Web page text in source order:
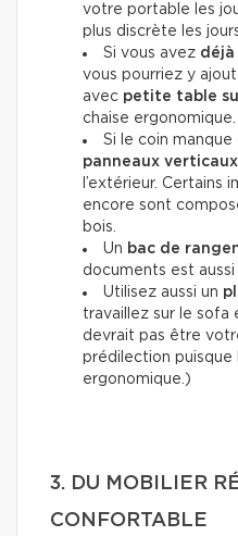
votre portable les
plus discrète les
Si vous avez déjà
vous pourriez y
avec petite table
chaise ergonomique.
Si le coin manque
panneaux
l’extérieur. Certains
encore sont
bois.
Un bac de
documents est aussi
Utilisez aussi un
travaillez sur le sofa
devrait pas être
prédilection puisque
ergonomique.)
3. DU MOBILIER
CONFORTABLE